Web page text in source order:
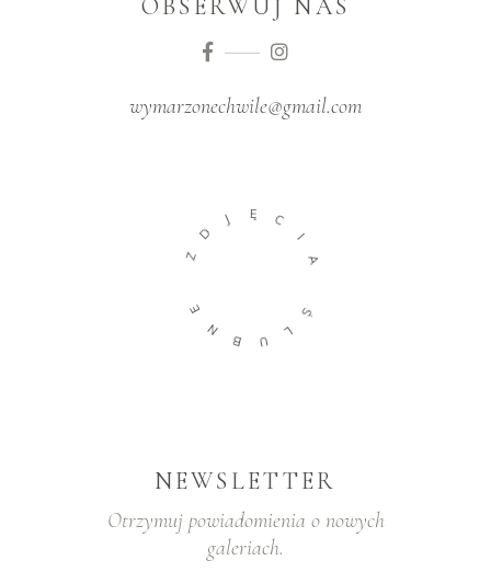
OBSERWUJ NAS
wymarzonechwile@gmail.com
Z
D
Ę
C
I
A
Ś
L
U
B
N
E
NEWSLETTER
Otrzymuj powiadomienia o nowych
galeriach.